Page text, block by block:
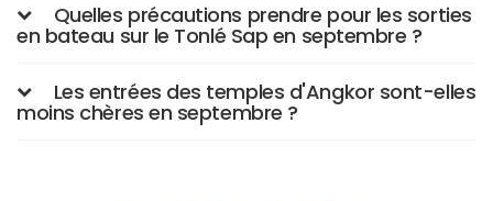
Quelles précautions prendre pour les sorties
en bateau sur le Tonlé Sap en septembre ?
Les entrées des temples d'Angkor sont-elles
moins chères en septembre ?